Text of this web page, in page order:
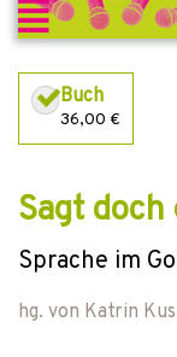
Buch
36,00 €
Sagt
Sprache im
hg. von Katrin